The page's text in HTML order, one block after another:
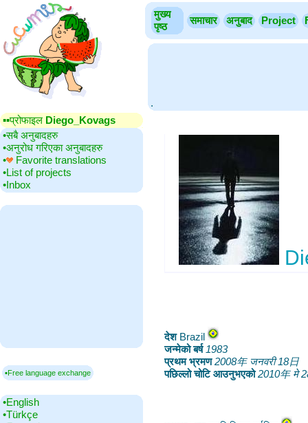
मुख्य
पृष्ठ
समाचार अनुबाद Project
.
▪▪‎प्रोफाइल Diego_Kovags
•‎सबै अनुबादहरु
•‎अनुरोध गरिएका अनुबादहरु
•‎
Favorite translations
•‎List of projects
•‎Inbox
▪Free language exchange
•‎English
•‎Türkçe
देश‎Brazil
जन्मेको बर्ष‎ 1983
प्रथम भ्रमण‎2008年 जनवरी 18日
पछिल्लो चोटि आउनुभएको‎2010年 मे